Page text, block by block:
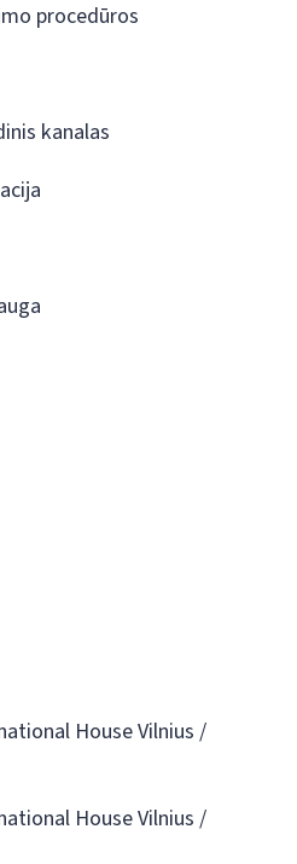
procedūros
kanalas
House Vilnius /
House Vilnius /